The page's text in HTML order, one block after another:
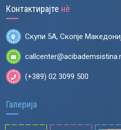
Контактирајте нѐ
Скупи 5А, Скопје
(+389) 02 3099 500
Галерија